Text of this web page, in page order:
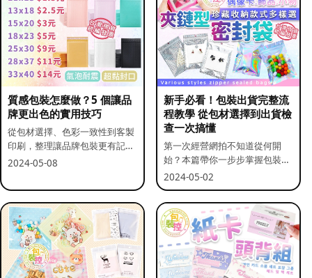
質感包裝怎麼做？5 個讓品
牌更出色的實用技巧
從包材選擇、色彩一致性到客製
印刷，整理讓品牌包裝更有記憶
點的實用做法。
2024-05-08
新手必看！包裝出貨完整流
程教學 從包材選擇到出貨檢
查一次搞懂
第一次經營網拍不知道從何開
始？本篇帶你一步步掌握包裝流
程與出貨前檢查重點。
2024-05-02